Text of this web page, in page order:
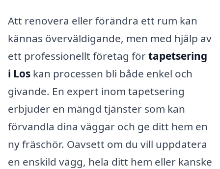
Att renovera eller förändra ett rum kan
kännas överväldigande, men med hjälp av
ett professionellt företag förtapetsering
i Los kan processen bli både enkel och
givande. En expert inom tapetsering
erbjuder en mängd tjänster som kan
förvandla dina väggar och ge ditt hem en
ny fräschör. Oavsett om du vill uppdatera
en enskild vägg, hela ditt hem eller kanske